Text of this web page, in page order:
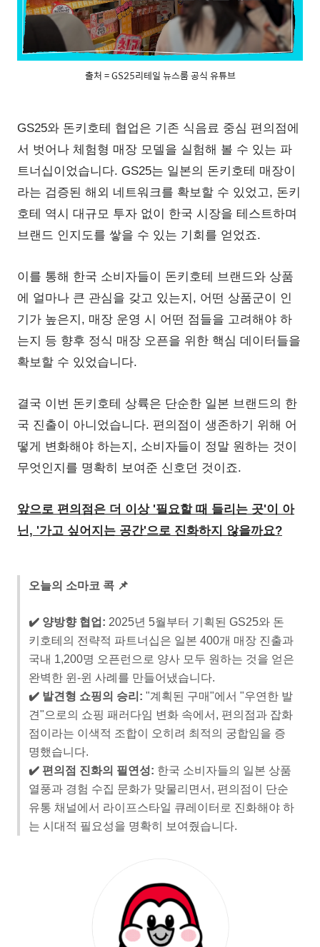
출처 = GS25리테일 뉴스룸 공식 유튜브
GS25와 돈키호테 협업은 기존 식음료 중심 편의점에
서 벗어나 체험형 매장 모델을 실험해 볼 수 있는 파
트너십이었습니다. GS25는 일본의 돈키호테 매장이
라는 검증된 해외 네트워크를 확보할 수 있었고, 돈키
호테 역시 대규모 투자 없이 한국 시장을 테스트하며
브랜드 인지도를 쌓을 수 있는 기회를 얻었죠.
이를 통해 한국 소비자들이 돈키호테 브랜드와 상품
에 얼마나 큰 관심을 갖고 있는지, 어떤 상품군이 인
기가 높은지, 매장 운영 시 어떤 점들을 고려해야 하
는지 등 향후 정식 매장 오픈을 위한 핵심 데이터들을
확보할 수 있었습니다.
결국 이번 돈키호테 상륙은 단순한 일본 브랜드의 한
국 진출이 아니었습니다. 편의점이 생존하기 위해 어
떻게 변화해야 하는지, 소비자들이 정말 원하는 것이
무엇인지를 명확히 보여준 신호던 것이죠.
앞으로 편의점은 더 이상 '필요할 때 들리는 곳'이 아
닌, '가고 싶어지는 공간'으로 진화하지 않을까요?
오늘의 소마코 콕 📌
✔️ 양방향 협업: 2025년 5월부터 기획된 GS25와 돈
키호테의 전략적 파트너십은 일본 400개 매장 진출과
국내 1,200명 오픈런으로 양사 모두 원하는 것을 얻은
완벽한 윈-윈 사례를 만들어냈습니다.
✔️ 발견형 쇼핑의 승리: "계획된 구매"에서 "우연한 발
견"으로의 쇼핑 패러다임 변화 속에서, 편의점과 잡화
점이라는 이색적 조합이 오히려 최적의 궁합임을 증
명했습니다.
✔️ 편의점 진화의 필연성: 한국 소비자들의 일본 상품
열풍과 경험 수집 문화가 맞물리면서, 편의점이 단순
유통 채널에서 라이프스타일 큐레이터로 진화해야 하
는 시대적 필요성을 명확히 보여줬습니다.